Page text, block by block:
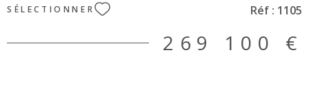
SÉLECTIONNER Réf : 1105
269 100 €